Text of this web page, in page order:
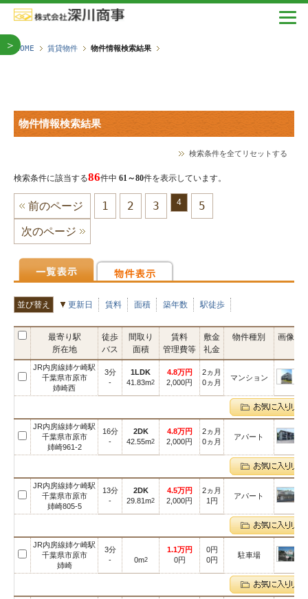
HOME 賃貸物件 物件情報検索結果
＞
物件情報検索結果
検索条件を全てリセットする
検索条件に該当する86件中 61～80件を表示しています。
前のページ 1 2 3 4
5
次のページ
並び替え 更新日 賃料 面積 築年数 駅徒歩
最寄り駅
所在地
徒歩
バス
間取り
面積
賃料
管理費等
敷金
礼金
物件種別 画像
JR内房線姉ケ崎駅
千葉県市原市
姉崎西
3分
-
1LDK
41.83m2
4.8万円
2,000円
2ヵ月
0ヵ月
マンション
JR内房線姉ケ崎駅
千葉県市原市
姉崎961-2
16分
-
2DK
42.55m2
4.8万円
2,000円
2ヵ月
0ヵ月
アパート
JR内房線姉ケ崎駅
千葉県市原市
姉崎805-5
13分
-
2DK
29.81m2
4.5万円
2,000円
2ヵ月
1円
アパート
JR内房線姉ケ崎駅
千葉県市原市
姉崎
3分
-
0m2
1.1万円
0円
0円
0円
駐車場